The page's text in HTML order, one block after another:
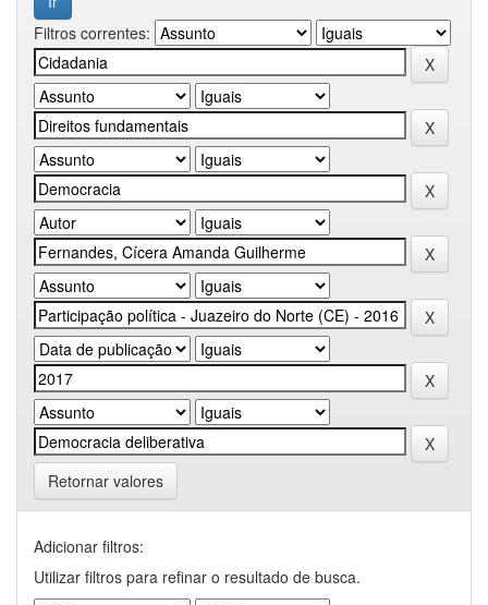
Filtros correntes:
Retornar valores
Adicionar filtros:
Utilizar filtros para refinar o resultado de busca.